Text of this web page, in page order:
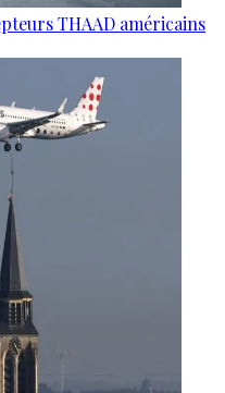
THAAD américains